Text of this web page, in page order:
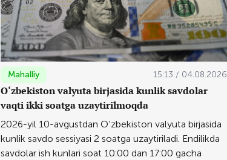
Mahalliy 15:13 / 04.08.2026
O‘zbekiston valyuta birjasida kunlik savdolar
vaqti ikki soatga uzaytirilmoqda
2026-yil 10-avgustdan O‘zbekiston valyuta birjasida
kunlik savdo sessiyasi 2 soatga uzaytiriladi. Endilikda
savdolar ish kunlari soat 10:00 dan 17:00 gacha